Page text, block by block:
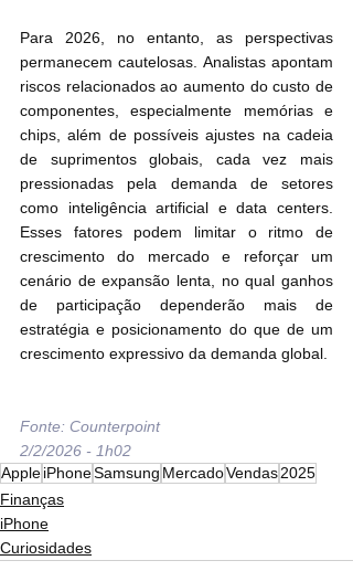
Para 2026, no entanto, as perspectivas
permanecem cautelosas. Analistas apontam
riscos relacionados ao aumento do custo de
componentes, especialmente memórias e
chips, além de possíveis ajustes na cadeia
de suprimentos globais, cada vez mais
pressionadas pela demanda de setores
como inteligência artificial e data centers.
Esses fatores podem limitar o ritmo de
crescimento do mercado e reforçar um
cenário de expansão lenta, no qual ganhos
de participação dependerão mais de
estratégia e posicionamento do que de um
crescimento expressivo da demanda global.
Fonte: Counterpoint
2/2/2026 - 1h02
AppleiPhoneSamsung MercadoVendas2025
Finanças
iPhone
Curiosidades